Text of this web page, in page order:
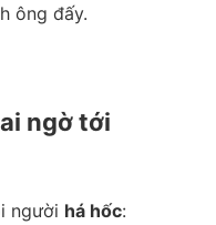
ông đấy.
ngờ tới
người há hốc: